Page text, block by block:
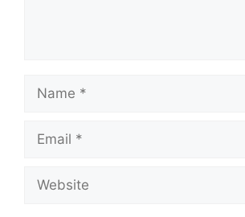
Name
Email
Website